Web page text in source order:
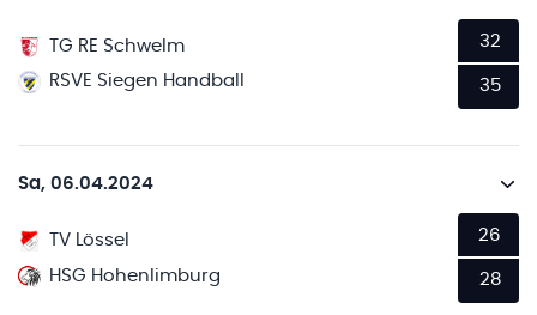
TG RE Schwelm
RSVE Siegen Handball
32
35
Sa, 06.04.2024
TV Lössel
HSG Hohenlimburg
26
28